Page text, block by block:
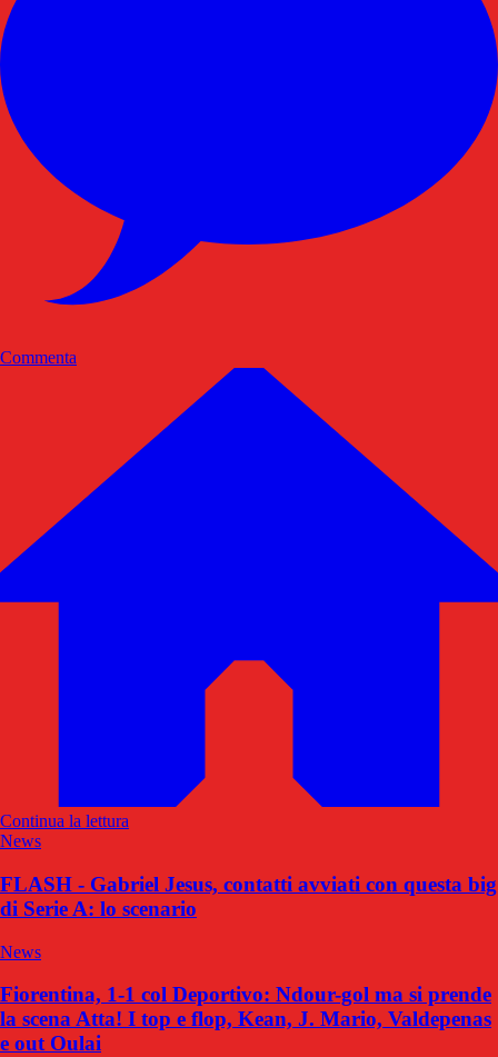
Commenta
Continua la lettura
News
FLASH - Gabriel Jesus, contatti avviati con questa big
di Serie A: lo scenario
News
Fiorentina, 1-1 col Deportivo: Ndour-gol ma si prende
la scena Atta! I top e flop, Kean, J. Mario, Valdepenas
e out Oulai